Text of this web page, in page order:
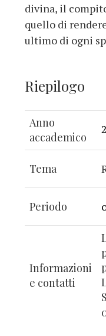
divina, il
quello di
ultimo di ogni
Riepilogo
Anno
accademico
Tema
Periodo
Informazioni
e contatti